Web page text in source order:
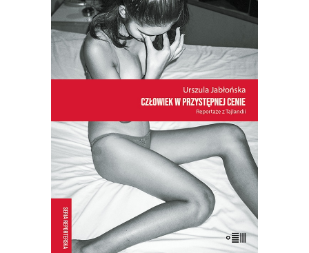
E-BOOK DO KOSZYKA
CZŁOWIEK W PRZYSTĘPNEJ
CENIE. REPORTAŻE Z
TAJLANDII
Co kryje się za fasadą tajskiego
uśmiechu z folderów turystycznych?
Uwaga! Przeczytaj tę książkę przed
podróżą do Tajlandii, ale nie zabieraj jej
ze sobą. Po lekturze zrozumiesz
dlaczego…
35.00zł 17.50zł